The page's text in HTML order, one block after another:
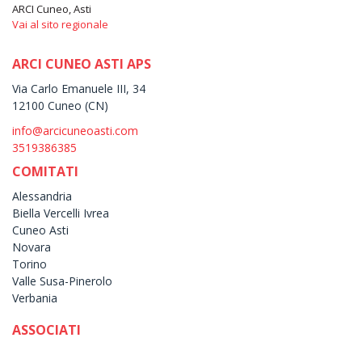
ARCI Cuneo, Asti
Vai al sito regionale
ARCI CUNEO ASTI APS
Via Carlo Emanuele III, 34
12100 Cuneo (CN)
info@arcicuneoasti.com
3519386385
COMITATI
Alessandria
Biella Vercelli Ivrea
Cuneo Asti
Novara
Torino
Valle Susa-Pinerolo
Verbania
ASSOCIATI